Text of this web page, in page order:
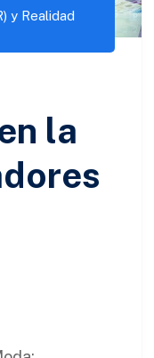
y Realidad
la